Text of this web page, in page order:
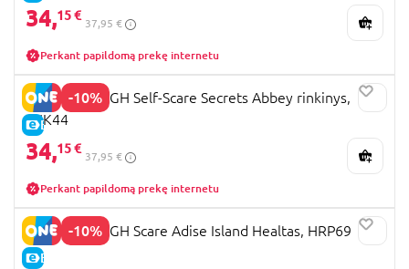
34,15 €
37,95 €
Perkant papildomą prekę internetu
-10%
E-KAINA
MONSTER HIGH Self-Scare Secrets Abbey rinkinys,
JHK44
34,15 €
37,95 €
Perkant papildomą prekę internetu
-10%
E-KAINA
MONSTER HIGH Scare Adise Island Healtas, HRP69